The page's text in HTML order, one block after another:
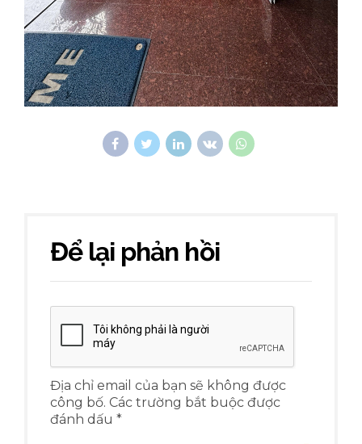
Để lại phản hồi
Địa chỉ email của bạn sẽ không được
công bố. Các trường bắt buộc được
đánh dấu *